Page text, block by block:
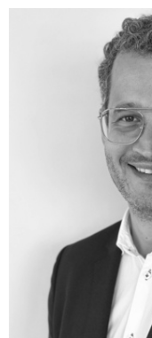
Réaliser
Vous recherchez
Pont-Saint-Martin?
besoins pour vous
et en accord avec
En partenariat avec